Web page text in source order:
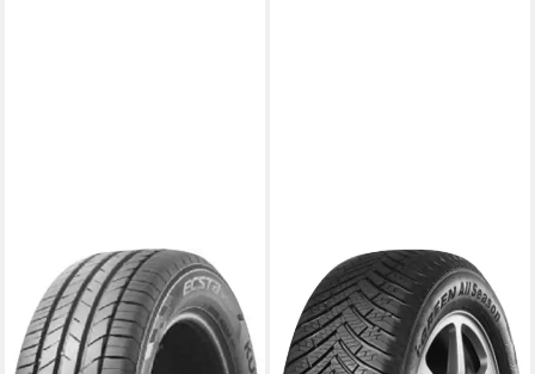
KUMHO
Sommerreifen ECSTA HS52,
in verschiedenen
Ausführungen erhältlich
LEAO
Ganzjahresreifen IGREEN
ALL SEASON, in
verschiedenen Ausführungen